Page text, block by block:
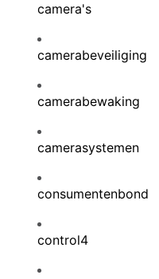
camera's
camerabeveiliging
camerabewaking
camerasystemen
consumentenbond
control4